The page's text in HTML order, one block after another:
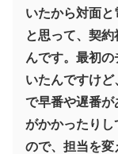
いたから対面
と思って、契
んです。最初
いたんですけ
で早番や遅番
がかかったり
ので、担当を変